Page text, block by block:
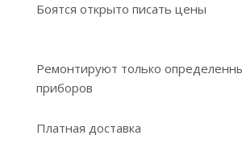
Боятся открыто писать цены
Ремонтируют только
приборов
Платная доставка